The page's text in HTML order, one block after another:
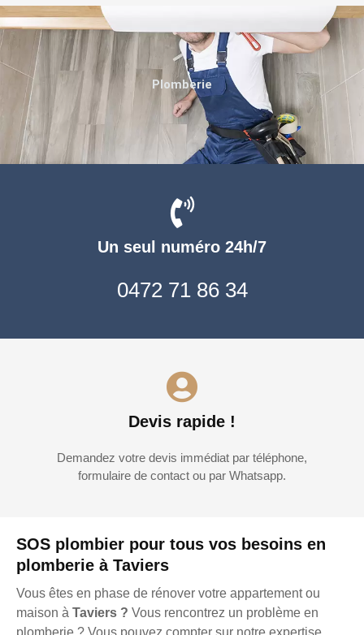
SOS plombier pour tous vos besoins en
plomberie à Taviers
Vous êtes en phase de rénover votre appartement ou
maison à Taviers ? Vous rencontrez un problème en
Un seul numéro 24h/7
0472 71 86 34
Devis rapide !
Demandez votre devis immédiat par téléphone,
formulaire de contact ou par Whatsapp.
Plomberie